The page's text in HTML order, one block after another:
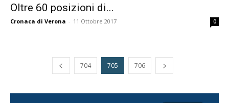
Oltre 60 posizioni di...
Cronaca di Verona - 11 Ottobre 2017 0
704 705 706